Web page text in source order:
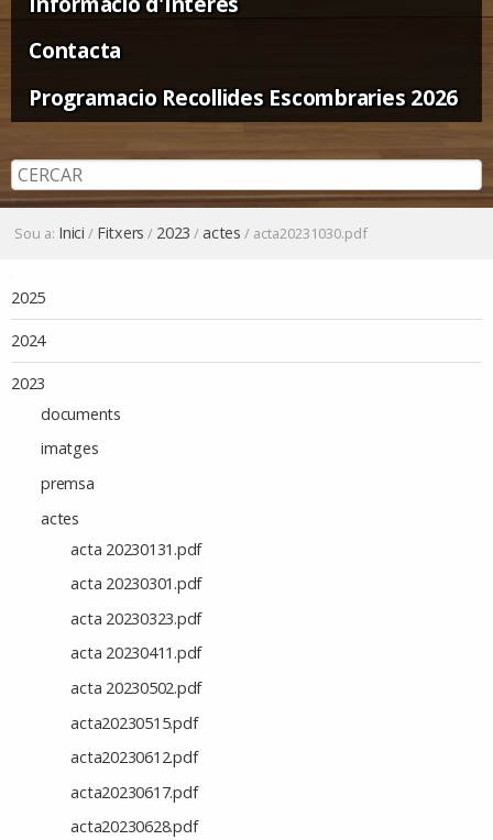
Contacta
Programacio Recollides Escombraries 2026
Sou a: Inici / Fitxers / 2023 /actes / acta20231030.pdf
2025
2024
2023
documents
imatges
premsa
actes
acta 20230131.pdf
acta 20230301.pdf
acta 20230323.pdf
acta 20230411.pdf
acta 20230502.pdf
acta20230515.pdf
acta20230612.pdf
acta20230617.pdf
acta20230628.pdf